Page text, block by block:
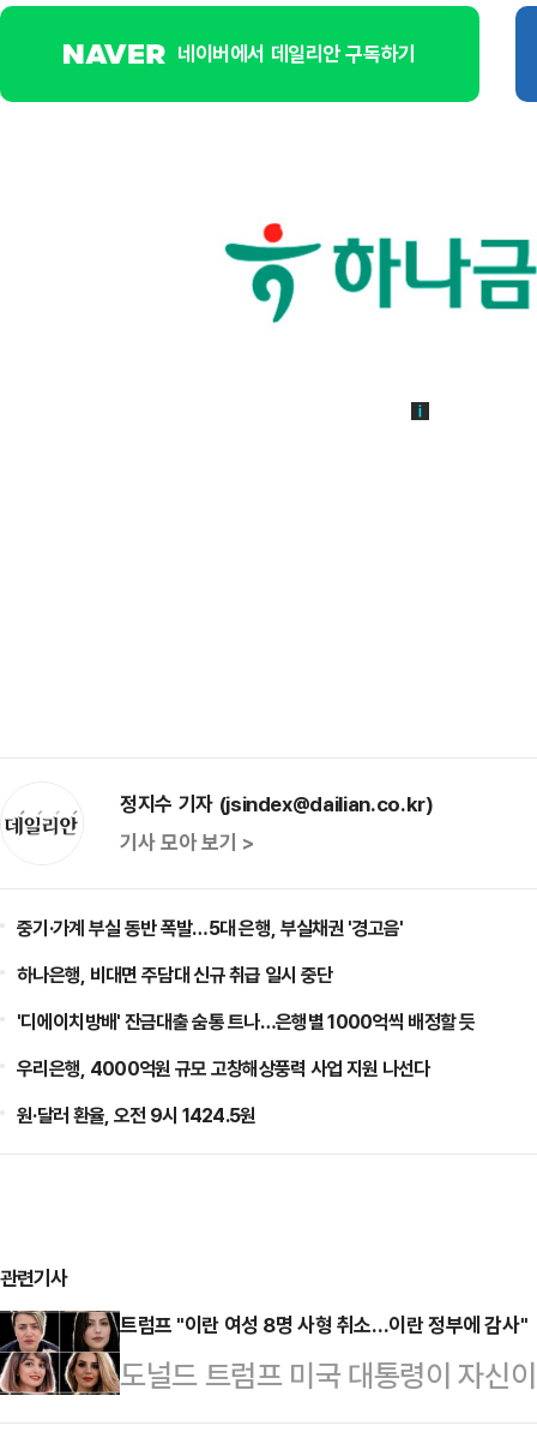
네이버에서 데일리안 구독하기
정지수 기자 (jsindex@dailian.co.kr)
기사 모아 보기 >
중기·가계 부실 동반 폭발…5대 은행, 부실채권 '경고음'
하나은행, 비대면 주담대 신규 취급 일시 중단
'디에이치방배' 잔금대출 숨통 트나…은행별 1000억씩 배정할 듯
우리은행, 4000억원 규모 고창해상풍력 사업 지원 나선다
원·달러 환율, 오전 9시 1424.5원
관련기사
트럼프 "이란 여성 8명 사형 취소…이란 정부에 감사"
도널드 트럼프 미국 대통령이 자신
가 이뤄졌다면서 이란 정부에 감사